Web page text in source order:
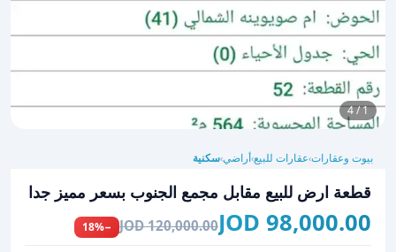
1 / 4
بيوت وعقارات›عقارات للبيع›أراضي›سكنية
قطعة ارض للبيع مقابل مجمع الجنوب بسعر مميز جدا
98,000.00 JOD
120,000.00 JOD
−18%